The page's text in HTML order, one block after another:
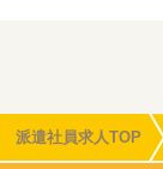
派遣社員求人TOP